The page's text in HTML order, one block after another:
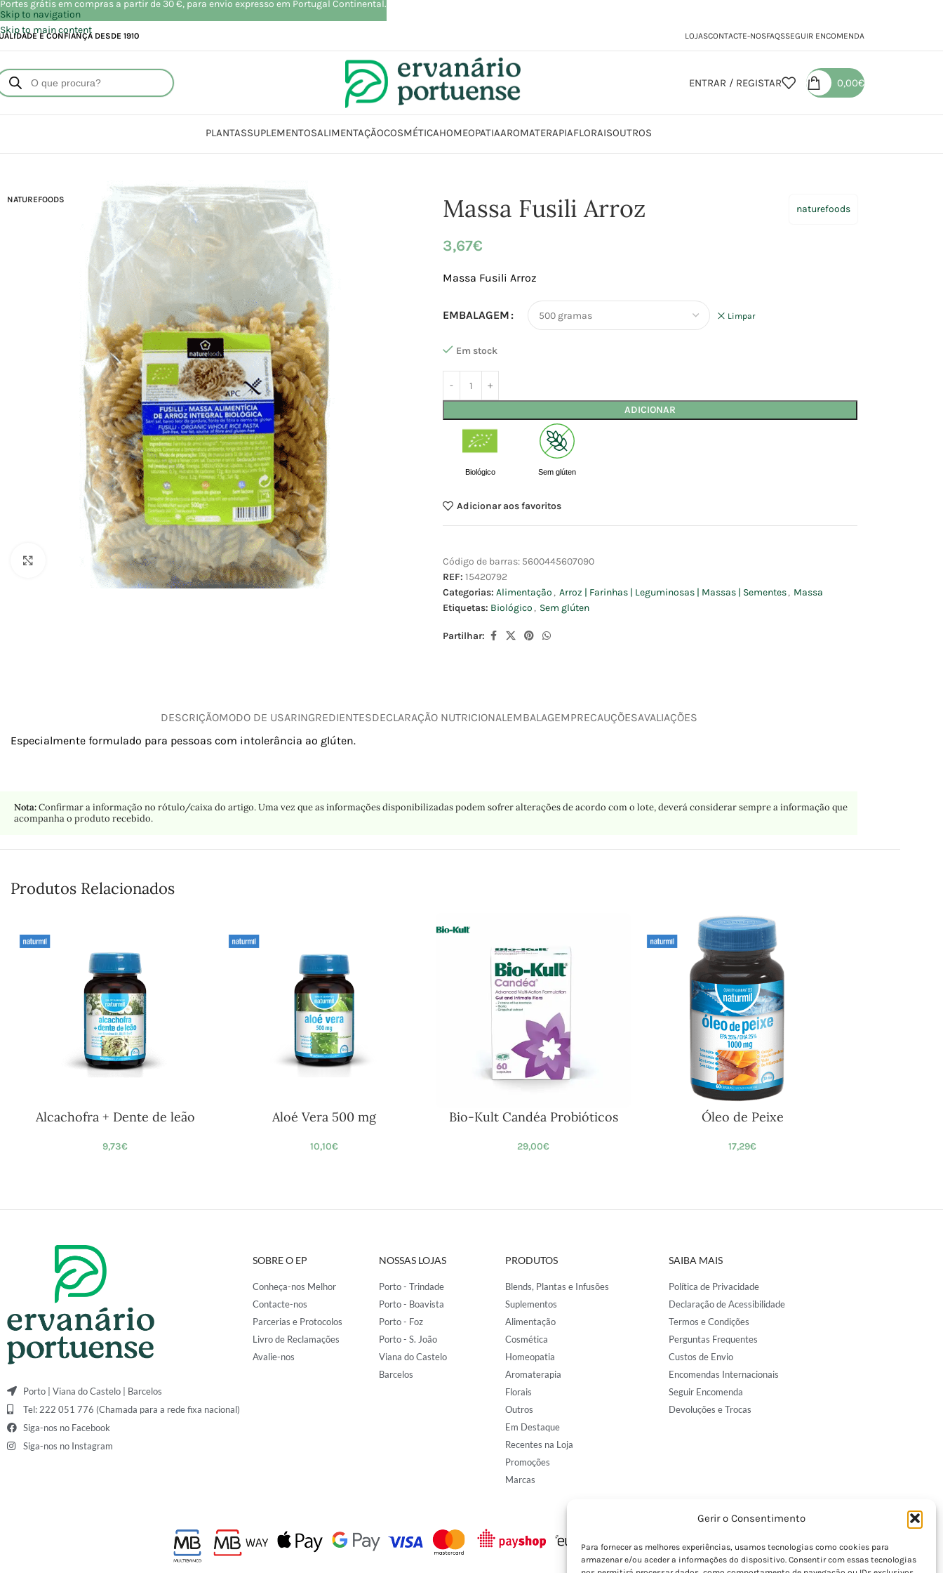
Gerir o Consentimento
Para fornecer as melhores experiências, usamos tecnologias como cookies para
armazenar e/ou aceder a informações do dispositivo. Consentir com essas tecnologias
Skip to navigation
Skip to main content
E CONFIANÇA DESDE 1910 LOJASCONTACTE-NOSFAQSSEGUIR ENCOMENDA
ENTRAR / REGISTAR 0,00€
PLANTASSUPLEMENTOSALIMENTAÇÃOCOSMÉTICAHOMEOPATIAAROMATERAPIAFLORAISOUTROS
NATUREFOODS
Click to enlarge
Massa Fusili Arroz naturefoods
3,67€
Massa Fusili Arroz
EMBALAGEM Limpar
Em stock
ADICIONAR
Biológico Sem glúten
Adicionar aos favoritos
Código de barras: 5600445607090
REF: 15420792
Categorias: Alimentação , Arroz | Farinhas | Leguminosas | Massas | Sementes, Massa
Etiquetas: Biológico , Sem glúten
Partilhar:
DESCRIÇÃOMODO DE USARINGREDIENTESDECLARAÇÃO NUTRICIONAL EMBALAGEMPRECAUÇÕESAVALIAÇÕES
Especialmente formulado para pessoas com intolerância ao glúten.
Nota:Confirmar a informação no rótulo/caixa do artigo. Uma vez que as informações disponibilizadas podem sofrer alterações de acordo com o lote, deverá considerar sempre a informação que
acompanha o produto recebido.
Produtos Relacionados
Alcachofra + Dente de leão
9,73€
Aloé Vera 500 mg
10,10€
Bio-Kult Candéa Probióticos
29,00€
Óleo de Peixe
17,29€
Porto | Viana do Castelo | Barcelos
Tel: 222 051 776 (Chamada para a rede fixa nacional)
Siga-nos no Facebook
Siga-nos no Instagram
SOBRE O EP
Conheça-nos Melhor
Contacte-nos
Parcerias e Protocolos
Livro de Reclamações
Avalie-nos
NOSSAS LOJAS
Porto - Trindade
Porto - Boavista
Porto - Foz
Porto - S. João
Viana do Castelo
Barcelos
PRODUTOS
Blends, Plantas e Infusões
Suplementos
Alimentação
Cosmética
Homeopatia
Aromaterapia
Florais
Outros
Em Destaque
Recentes na Loja
Promoções
Marcas
SAIBA MAIS
Política de Privacidade
Declaração de Acessibilidade
Termos e Condições
Perguntas Frequentes
Custos de Envio
Encomendas Internacionais
Seguir Encomenda
Devoluções e Trocas
Portes grátis em compras a partir de 30 €, para envio expresso em Portugal Continental.